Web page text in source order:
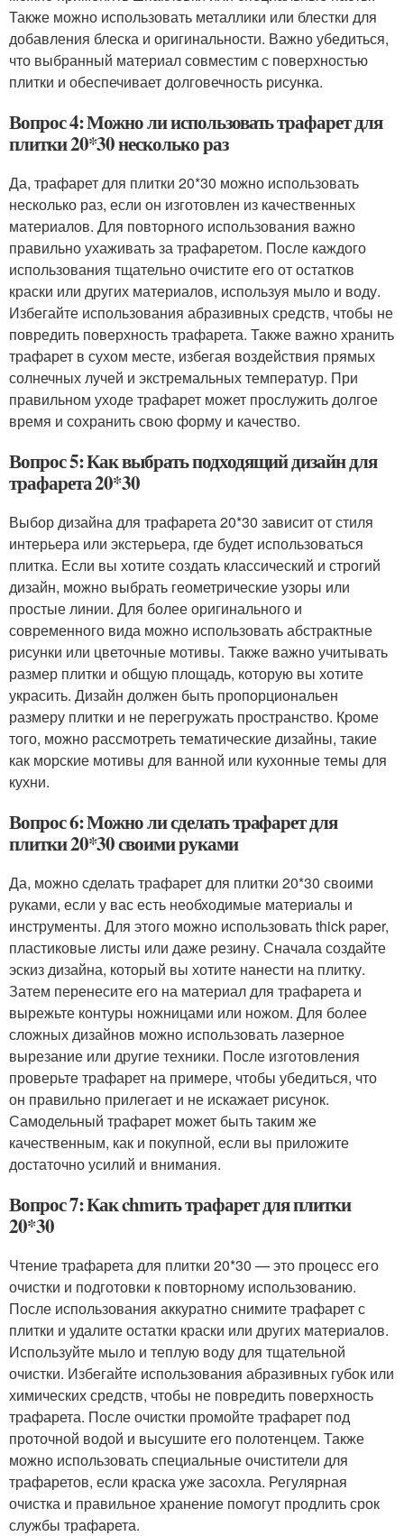
Также можно использовать металлики или блестки для
добавления блеска и оригинальности. Важно убедиться,
что выбранный материал совместим с поверхностью
плитки и обеспечивает долговечность рисунка.
Вопрос 4: Можно ли использовать трафарет для
плитки 20*30 несколько раз
Да, трафарет для плитки 20*30 можно использовать
несколько раз, если он изготовлен из качественных
материалов. Для повторного использования важно
правильно ухаживать за трафаретом. После каждого
использования тщательно очистите его от остатков
краски или других материалов, используя мыло и воду.
Избегайте использования абразивных средств, чтобы не
повредить поверхность трафарета. Также важно хранить
трафарет в сухом месте, избегая воздействия прямых
солнечных лучей и экстремальных температур. При
правильном уходе трафарет может прослужить долгое
время и сохранить свою форму и качество.
Вопрос 5: Как выбрать подходящий дизайн для
трафарета 20*30
Выбор дизайна для трафарета 20*30 зависит от стиля
интерьера или экстерьера, где будет использоваться
плитка. Если вы хотите создать классический и строгий
дизайн, можно выбрать геометрические узоры или
простые линии. Для более оригинального и
современного вида можно использовать абстрактные
рисунки или цветочные мотивы. Также важно учитывать
размер плитки и общую площадь, которую вы хотите
украсить. Дизайн должен быть пропорциональен
размеру плитки и не перегружать пространство. Кроме
того, можно рассмотреть тематические дизайны, такие
как морские мотивы для ванной или кухонные темы для
кухни.
Вопрос 6: Можно ли сделать трафарет для
плитки 20*30 своими руками
Да, можно сделать трафарет для плитки 20*30 своими
руками, если у вас есть необходимые материалы и
инструменты. Для этого можно использовать thick paper,
пластиковые листы или даже резину. Сначала создайте
эскиз дизайна, который вы хотите нанести на плитку.
Затем перенесите его на материал для трафарета и
вырежьте контуры ножницами или ножом. Для более
сложных дизайнов можно использовать лазерное
вырезание или другие техники. После изготовления
проверьте трафарет на примере, чтобы убедиться, что
он правильно прилегает и не искажает рисунок.
Самодельный трафарет может быть таким же
качественным, как и покупной, если вы приложите
достаточно усилий и внимания.
Вопрос 7: Как chmить трафарет для плитки
20*30
Чтение трафарета для плитки 20*30 — это процесс его
очистки и подготовки к повторному использованию.
После использования аккуратно снимите трафарет с
плитки и удалите остатки краски или других материалов.
Используйте мыло и теплую воду для тщательной
очистки. Избегайте использования абразивных губок или
химических средств, чтобы не повредить поверхность
трафарета. После очистки промойте трафарет под
проточной водой и высушите его полотенцем. Также
можно использовать специальные очистители для
трафаретов, если краска уже засохла. Регулярная
очистка и правильное хранение помогут продлить срок
службы трафарета.